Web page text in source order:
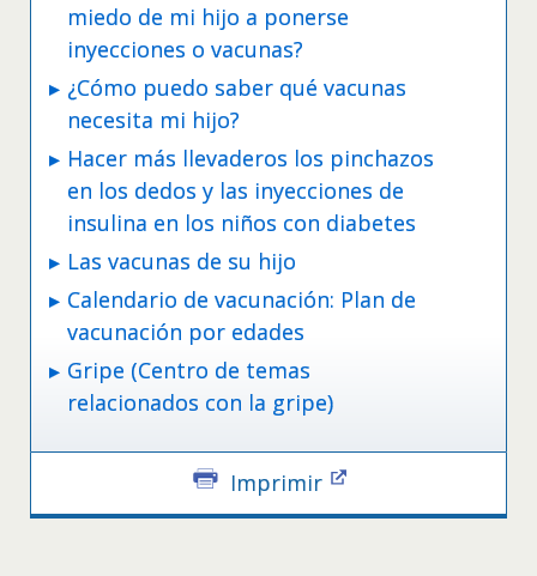
miedo de mi hijo a ponerse
inyecciones o vacunas?
¿Cómo puedo saber qué vacunas
necesita mi hijo?
Hacer más llevaderos los pinchazos
en los dedos y las inyecciones de
insulina en los niños con diabetes
Las vacunas de su hijo
Calendario de vacunación: Plan de
vacunación por edades
Gripe (Centro de temas
relacionados con la gripe)
Imprimir